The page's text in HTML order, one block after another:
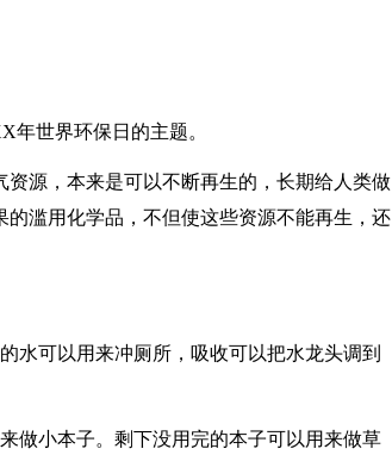
年世界环保日的主题。
源，本来是可以不断再生的，长期给人类做
滥用化学品，不但使这些资源不能再生，还
水可以用来冲厕所，吸收可以把水龙头调到
做小本子。剩下没用完的本子可以用来做草